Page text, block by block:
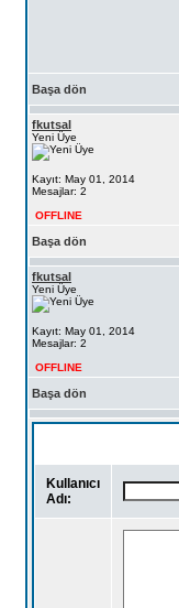
Başa dön
fkutsal
Yeni Üye
Kayıt: May 01, 2014
Mesajlar: 2
OFFLINE
Başa dön
fkutsal
Yeni Üye
Kayıt: May 01, 2014
Mesajlar: 2
OFFLINE
Başa dön
Kullanıcı
Adı: